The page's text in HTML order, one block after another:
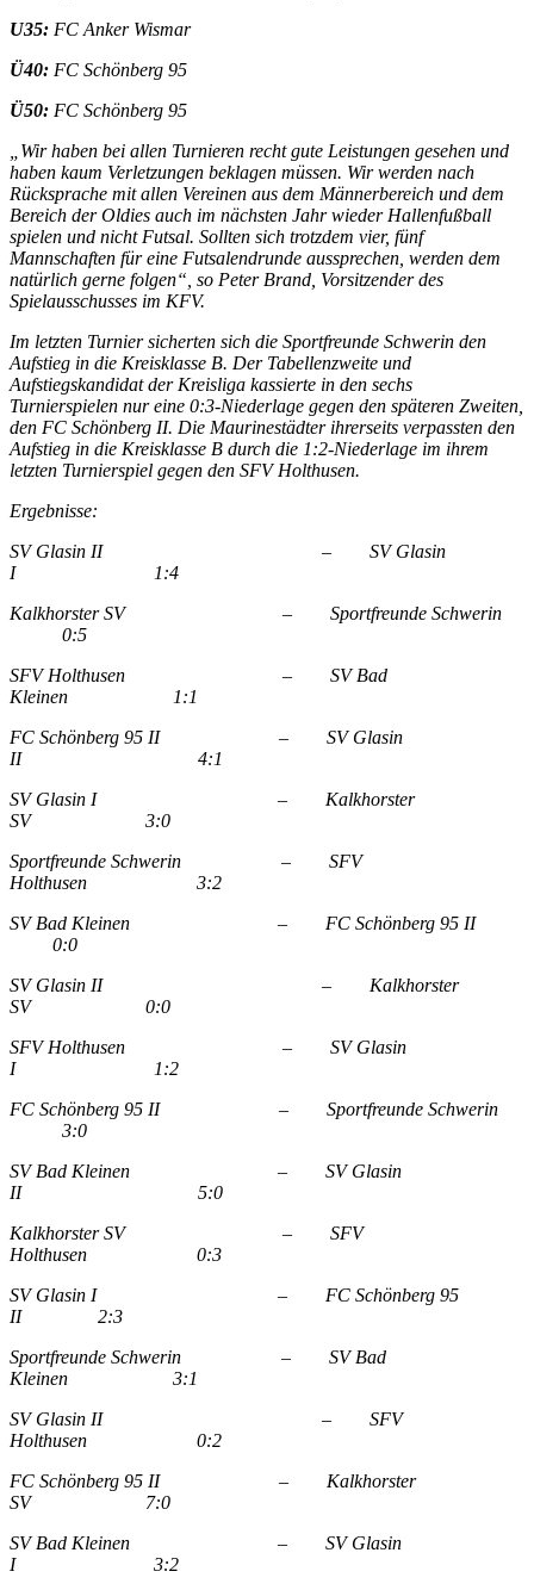
U35: FC Anker Wismar
Ü40: FC Schönberg 95
Ü50: FC Schönberg 95
„Wir haben bei allen Turnieren recht gute Leistungen gesehen und
haben kaum Verletzungen beklagen müssen. Wir werden nach
Rücksprache mit allen Vereinen aus dem Männerbereich und dem
Bereich der Oldies auch im nächsten Jahr wieder Hallenfußball
spielen und nicht Futsal. Sollten sich trotzdem vier, fünf
Mannschaften für eine Futsalendrunde aussprechen, werden dem
natürlich gerne folgen“, so Peter Brand, Vorsitzender des
Spielausschusses im KFV.
Im letzten Turnier sicherten sich die Sportfreunde Schwerin den
Aufstieg in die Kreisklasse B. Der Tabellenzweite und
Aufstiegskandidat der Kreisliga kassierte in den sechs
Turnierspielen nur eine 0:3-Niederlage gegen den späteren Zweiten,
den FC Schönberg II. Die Maurinestädter ihrerseits verpassten den
Aufstieg in die Kreisklasse B durch die 1:2-Niederlage im ihrem
letzten Turnierspiel gegen den SFV Holthusen.
Ergebnisse:
SV Glasin II – SV Glasin
I 1:4
Kalkhorster SV – Sportfreunde Schwerin
0:5
SFV Holthusen – SV Bad
Kleinen 1:1
FC Schönberg 95 II – SV Glasin
II 4:1
SV Glasin I – Kalkhorster
SV 3:0
Sportfreunde Schwerin – SFV
Holthusen 3:2
SV Bad Kleinen – FC Schönberg 95 II
0:0
SV Glasin II – Kalkhorster
SV 0:0
SFV Holthusen – SV Glasin
I 1:2
FC Schönberg 95 II – Sportfreunde Schwerin
3:0
SV Bad Kleinen – SV Glasin
II 5:0
Kalkhorster SV – SFV
Holthusen 0:3
SV Glasin I – FC Schönberg 95
II 2:3
Sportfreunde Schwerin – SV Bad
Kleinen 3:1
SV Glasin II – SFV
Holthusen 0:2
FC Schönberg 95 II – Kalkhorster
SV 7:0
SV Bad Kleinen – SV Glasin
I 3:2